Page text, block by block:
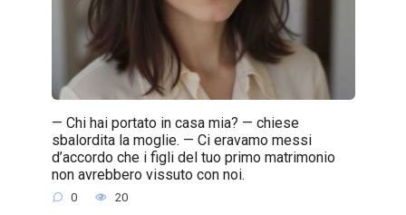
— Chi hai portato in casa mia? — chiese
sbalordita la moglie. — Ci eravamo messi
d’accordo che i figli del tuo primo matrimonio
non avrebbero vissuto con noi.
0 20